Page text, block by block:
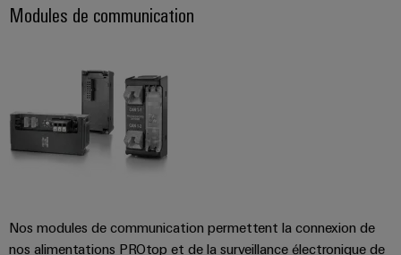
Modules de communication
Nos modules de communication permettent la connexion de
nos alimentations PROtop et de la surveillance électronique de